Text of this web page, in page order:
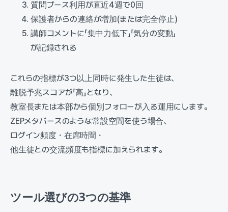
質問ブース利用が直近4週で0回
保護者からの連絡が増加(または完全停止)
講師コメントに「集中力低下」「気分の変動」
が記録される
これらの指標が3つ以上同時に発生した生徒は、
離脱予兆スコアが「高」となり、
教室長または本部から個別フォローが入る運用にします。
ZEPメタバースのような常設空間を使う場合、
ログイン頻度・在席時間・
他生徒との交流頻度も指標に加えられます。
ツール選びの3つの基準